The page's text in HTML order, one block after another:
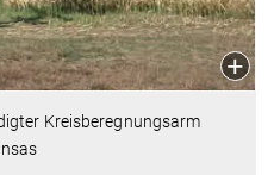
Kreisberegnungsarm